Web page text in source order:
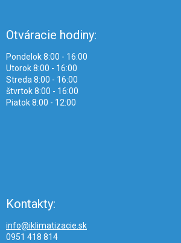
Otváracie hodiny:
Pondelok 8:00 - 16:00
Utorok 8:00 - 16:00
Streda 8:00 - 16:00
štvrtok 8:00 - 16:00
Piatok 8:00 - 12:00
Kontakty:
info@iklimatizacie.sk
0951 418 814